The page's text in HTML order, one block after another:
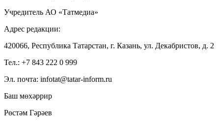
Учредитель АО «Татмедиа»
Адрес редакции:
420066, Республика Татарстан, г. Казань, ул. Декабристов, д. 2
Тел.: +7 843 222 0 999
Эл. почта: infotat@tatar-inform.ru
Баш мөхәррир
Рөстәм Гәрәев